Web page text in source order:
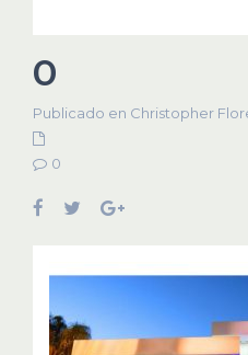
0
Publicado en Christopher
0